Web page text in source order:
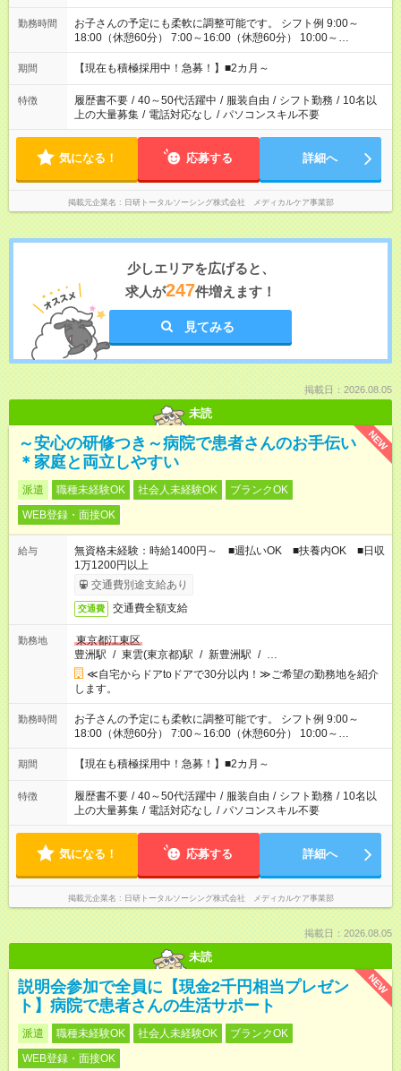
勤務時間
お子さんの予定にも柔軟に調整可能です。 シフト例 9:00～
18:00（休憩60分） 7:00～16:00（休憩60分） 10:00～
19:00（休憩60分） ※Wワーク希望の方へ 今ご覧のお仕事で希
望する勤務時間と、もう1つのお仕事の勤務時間の合計が 週40
期間 【現在も積極採用中！急募！】■2カ月～
特徴 履歴書不要 / 40～50代活躍中 / 服装自由 / シフト勤務 / 10名以
上の大量募集 / 電話対応なし / パソコンスキル不要
気になる！ 応募する 詳細へ
掲載元企業名 日研トータルソーシング株式会社 メディカルケア事業部
少しエリアを広げると、
求人が247件増えます！
見てみる
掲載日：2026.08.05
未読
NEW
～安心の研修つき～病院で患者さんのお手伝い
＊家庭と両立しやすい
派遣 職種未経験OK 社会人未経験OK
ブランクOK
WEB登録・面接OK
給与
無資格未経験：時給1400円～ ■週払いOK ■扶養内OK ■日収
1万1200円以上
交通費別途支給あり
交通費 交通費全額支給
勤務地
東京都江東区
豊洲駅 / 東雲(東京都)駅 / 新豊洲駅 / …
≪自宅からドアtoドアで30分以内！≫ご希望の勤務地を紹介
します。
勤務時間
お子さんの予定にも柔軟に調整可能です。 シフト例 9:00～
18:00（休憩60分） 7:00～16:00（休憩60分） 10:00～
19:00（休憩60分） ※Wワーク希望の方へ 今ご覧のお仕事で希
望する勤務時間と、もう1つのお仕事の勤務時間の合計が 週40
期間 【現在も積極採用中！急募！】■2カ月～
特徴 履歴書不要 / 40～50代活躍中 / 服装自由 / シフト勤務 / 10名以
上の大量募集 / 電話対応なし / パソコンスキル不要
気になる！ 応募する 詳細へ
掲載元企業名 日研トータルソーシング株式会社 メディカルケア事業部
掲載日：2026.08.05
未読
NEW
説明会参加で全員に【現金2千円相当プレゼン
ト】病院で患者さんの生活サポート
派遣 職種未経験OK 社会人未経験OK
ブランクOK
WEB登録・面接OK